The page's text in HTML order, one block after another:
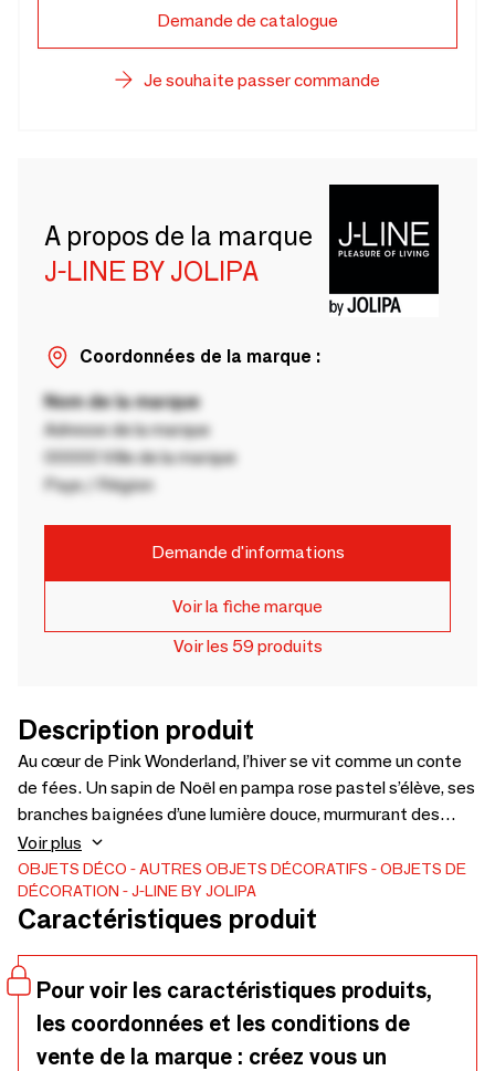
Demande de catalogue
Je souhaite passer commande
A propos de la marque
J-LINE BY JOLIPA
Coordonnées de la marque :
Nom de la marque
Adresse de la marque
00000 Ville de la marque
Pays / Région
Demande d'informations
Voir la fiche marque
Voir les 59 produits
Description produit
Au cœur de Pink Wonderland, l’hiver se vit comme un conte
de fées. Un sapin de Noël en pampa rose pastel s’élève, ses
branches baignées d’une lumière douce, murmurant des
rêves givrés. Chaque élément crée une symphonie féerique
et vous emporte dans un monde magique, tout en douceur
et en enchantement.
Voir plus
OBJETS DÉCO AUTRES OBJETS DÉCORATIFS
OBJETS DE
DÉCORATION
J-LINE BY JOLIPA
Caractéristiques produit
Pour voir les caractéristiques produits,
les coordonnées et les conditions de
vente de la marque : créez vous un